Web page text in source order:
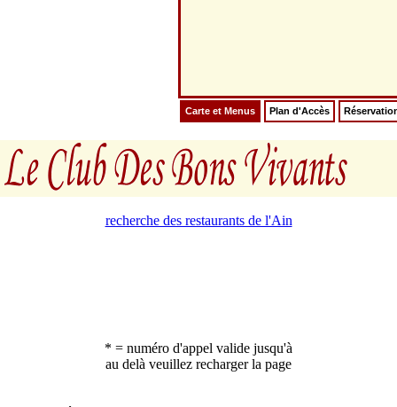
Carte et Menus Plan d'Accès
recherche des restaurants de l'Ain
* = numéro d'appel valide jusqu'à
au delà veuillez recharger la page